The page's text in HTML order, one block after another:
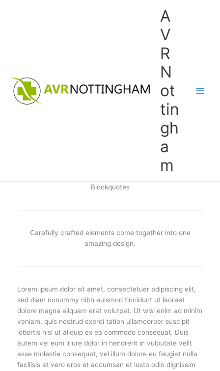
A
V
R
N
ot
tin
gh
a
m
Blockquotes
Carefully crafted elements come together into one
amazing design.
Lorem ipsum dolor sit amet, consectetuer adipiscing elit,
sed diam nonummy nibh euismod tincidunt ut laoreet
dolore magna aliquam erat volutpat. Ut wisi enim ad minim
veniam, quis nostrud exerci tation ullamcorper suscipit
lobortis nisl ut aliquip ex ea commodo consequat. Duis
autem vel eum iriure dolor in hendrerit in vulputate velit
esse molestie consequat, vel illum dolore eu feugiat nulla
facilisis at vero eros et accumsan et iusto odio dignissim